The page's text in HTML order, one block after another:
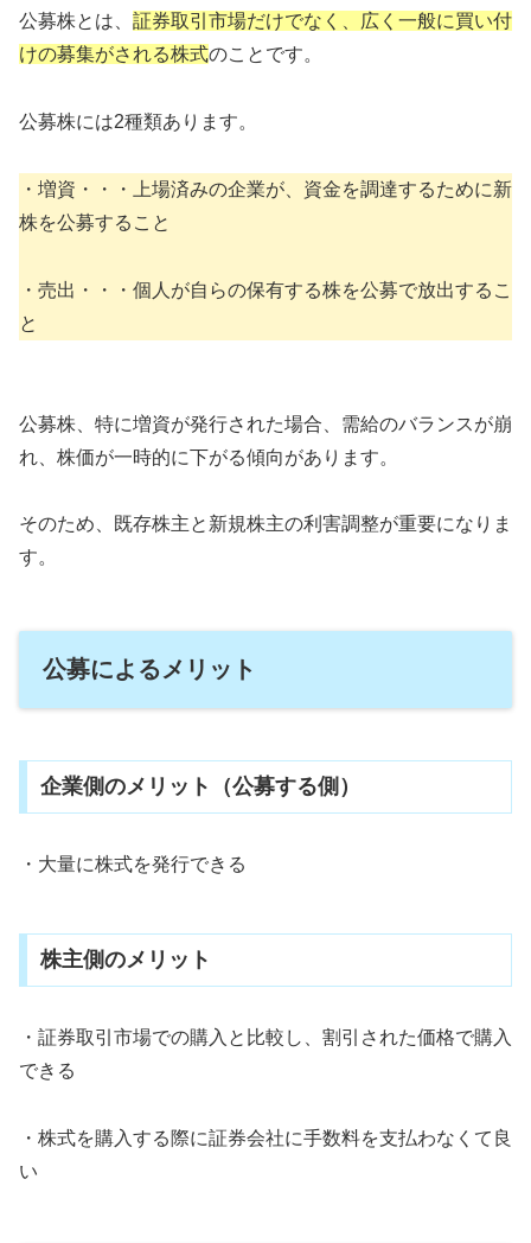
公募株とは、 証券取引市場だけでなく、広く一般に買い付
けの募集がされる株式のことです。
公募株には2種類あります。
・増資・・・上場済みの企業が、資金を調達するために新
株を公募すること
・売出・・・個人が自らの保有する株を公募で放出するこ
と
公募株、特に増資が発行された場合、需給のバランスが崩
れ、株価が一時的に下がる傾向があります。
そのため、既存株主と新規株主の利害調整が重要になりま
す。
公募によるメリット
企業側のメリット（公募する側）
・大量に株式を発行できる
株主側のメリット
・証券取引市場での購入と比較し、割引された価格で購入
できる
・株式を購入する際に証券会社に手数料を支払わなくて良
い